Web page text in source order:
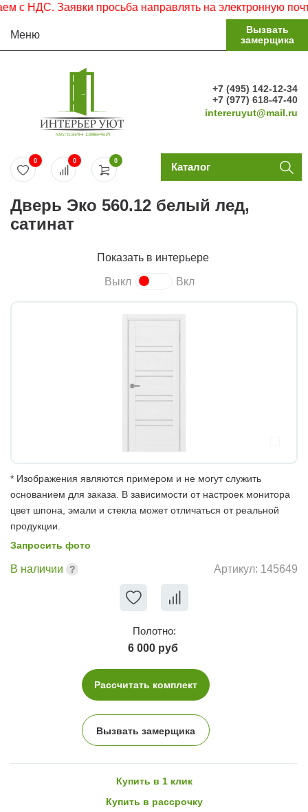
Заявки просьба направлять на электронную почту.
Меню
Вызвать
замерщика
+7 (495) 142-12-34
+7 (977) 618-47-40
intereruyut@mail.ru
0
0 0 Каталог
Дверь Эко 560.12 белый лед,
сатинат
Показать в интерьере
Выкл Вкл
* Изображения являются примером и не могут служить
основанием для заказа. В зависимости от настроек монитора
цвет шпона, эмали и стекла может отличаться от реальной
продукции.
Запросить фото
В наличии Артикул: 145649
Полотно:
6 000 руб
Рассчитать комплект
Вызвать замерщика
Купить в 1 клик
Купить в рассрочку